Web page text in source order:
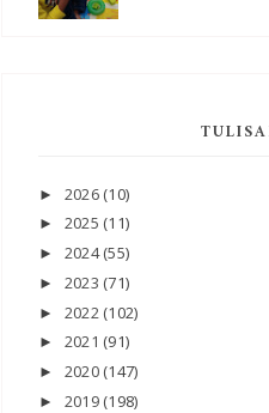
► 2026 (10)
► 2025 (11)
► 2024(55)
► 2023 (71)
► 2022 (102)
► 2021 (91)
► 2020 (147)
► 2019 (198)